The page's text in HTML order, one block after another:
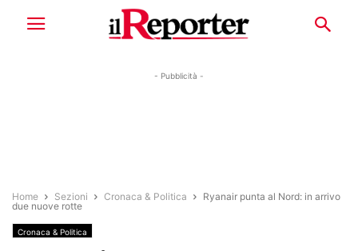
- Pubblicità -
Home Sezioni Cronaca & Politica
Ryanair punta al Nord: in arrivo
due nuove rotte
Cronaca & Politica